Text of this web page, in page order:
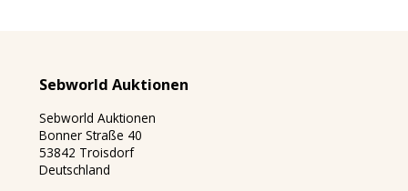
Sebworld Auktionen
Sebworld Auktionen
Bonner Straße 40
53842 Troisdorf
Deutschland